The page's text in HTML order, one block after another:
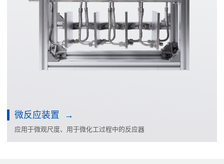
微反应装置
应用于微观尺度、用于微化工过程中的反应器